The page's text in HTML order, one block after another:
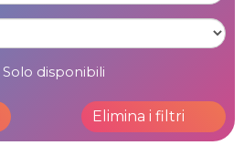
Solo disponibili
Elimina i filtri